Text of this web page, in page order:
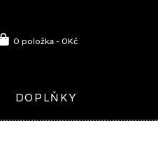
0 položka - 0Kč
DOPLŇKY